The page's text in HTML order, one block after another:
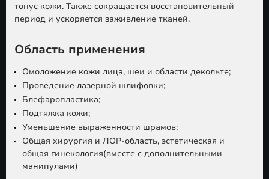
тонус кожи. Также сокращается восстановительный
период и ускоряется заживление тканей.
Область применения
Омоложение кожи лица, шеи и области декольте;
Проведение лазерной шлифовки;
Блефаропластика;
Подтяжка кожи;
Уменьшение выраженности шрамов;
Общая хирургия и ЛОР-область, эстетическая и
общая гинекология(вместе с дополнительными
манипулами)